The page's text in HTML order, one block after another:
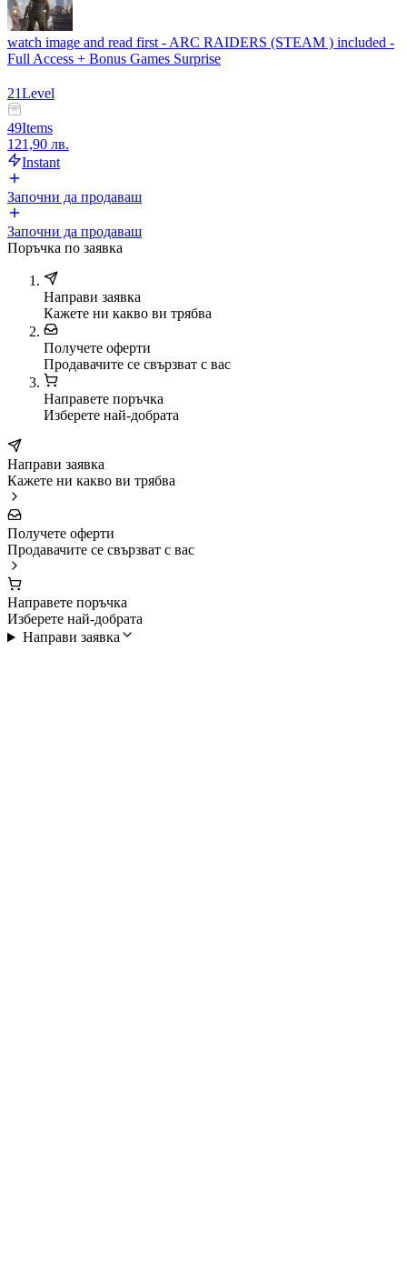
watch image and read first - ARC RAIDERS (STEAM ) included -
Full Access + Bonus Games Surprise
21Level
49Items
121,90 лв.
Instant
Започни да продаваш
Започни да продаваш
Поръчка по заявка
Направи заявка
Кажете ни какво ви трябва
Получете оферти
Продавачите се свързват с вас
Направете поръчка
Изберете най-добрата
Направи заявка
Кажете ни какво ви трябва
Получете оферти
Продавачите се свързват с вас
Направете поръчка
Изберете най-добрата
Направи заявка